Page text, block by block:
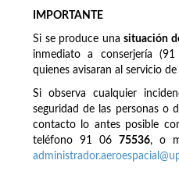
IMPORTANTE
Si se produce una situación
inmediato a conserjería
quienes avisaran al servicio
Si observa cualquier
seguridad de las personas o
contacto lo antes posible
teléfono 91 06 75536, o